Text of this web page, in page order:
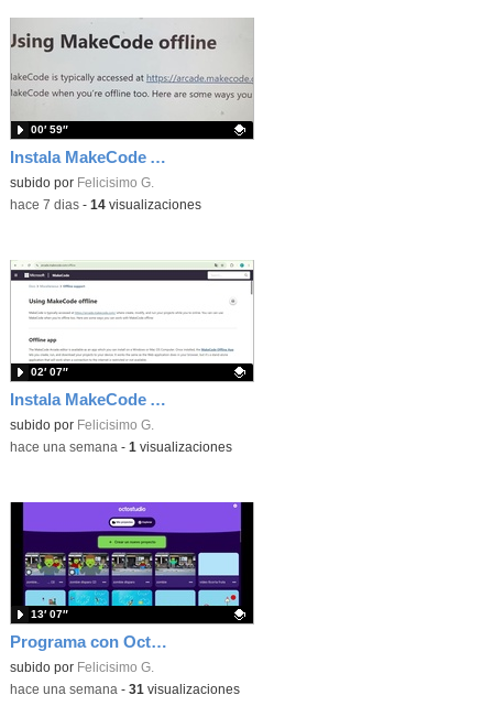
Instala MakeCode Arcade para trabajar offline en tu tablet, ordenador, Chromebook
Contenido educativo.
subido por Felicisimo G.
00′ 59″
-hace 7 dias- 14visualizaciones
Instala MakeCode Arcade offline para programar grandes juegos sin necesidad de Internet
Contenido educativo.
subido por Felicisimo G.
02′ 07″
-hace una semana - 1 visualizaciones
Programa con OctoStudio, un juego de disparos contra Zombies con un cargador basado en el House of the dead
Contenido educativo.
subido por Felicisimo G.
13′ 07″
-hace una semana - 31 visualizaciones